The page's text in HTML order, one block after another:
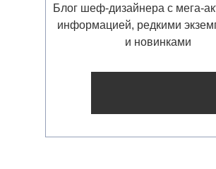
Блог шеф-дизайнера с мега-
информацией, редкими
и новинками